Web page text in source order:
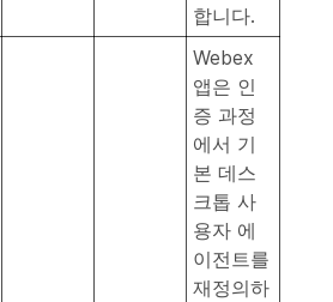
합니다.
Webex
앱은 인
증 과정
에서 기
본 데스
크톱 사
용자 에
이전트를
재정의하